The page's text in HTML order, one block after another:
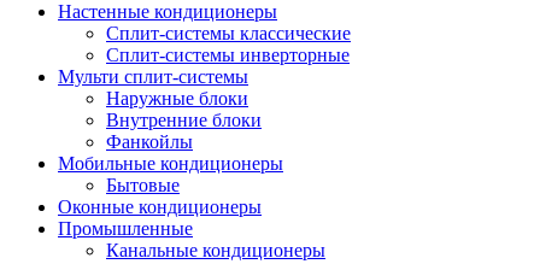
Настенные кондиционеры
Сплит-системы классические
Сплит-системы инверторные
Мульти сплит-системы
Наружные блоки
Внутренние блоки
Фанкойлы
Мобильные кондиционеры
Бытовые
Оконные кондиционеры
Промышленные
Канальные кондиционеры